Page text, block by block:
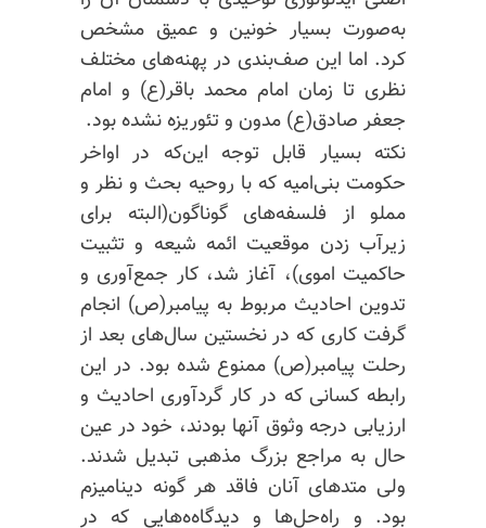
به‌صورت بسیار خونین و عمیق مشخص
کرد. اما این صف‌بندی در پهنه‌های مختلف
نظری تا زمان امام محمد باقر(ع) و امام
جعفر صادق(ع) مدون و تئوریزه نشده بود.
نکته بسیار قابل توجه این‌که در اواخر
حکومت بنی‌امیه که با روحیه بحث و نظر و
مملو از فلسفه‌های گوناگون(البته برای
زیرآب زدن موقعیت ائمه شیعه و تثبیت
حاکمیت اموی)، آغاز شد، کار جمع‌آوری و
تدوین احادیث مربوط به پیامبر(ص) انجام
گرفت کاری که در نخستین سال‌های بعد از
رحلت پیامبر(ص) ممنوع شده بود. در این
رابطه کسانی که در کارگردآوری احادیث و
ارزیابی درجه وثوق آنها بودند، خود در عین
حال به مراجع بزرگ مذهبی تبدیل شدند.
ولی متدهای آنان فاقد هر گونه دینامیزم
بود. و راه‌حل‌ها و دیدگاه‌ه‌هایی که در